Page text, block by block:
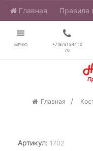
Главная ​Правила
МЕНЮ
+7(978) 844 10
70
Главная
Артикул: 1702